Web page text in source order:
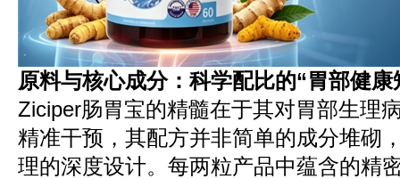
原料与核心成分：科学配比的“胃部健康
Ziciper肠胃宝的精髓在于其对胃部生理
精准干预，其配方并非简单的成分堆砌
理的深度设计。每两粒产品中蕴含的精